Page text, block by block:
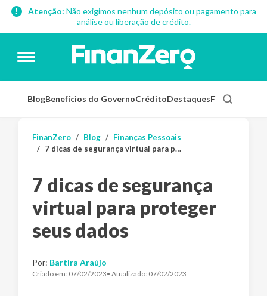
Atenção: Não exigimos nenhum depósito ou pagamento para
análise ou liberação de crédito.
BlogBenefícios do GovernoCréditoDestaquesFinanças
FinanZero Blog
Finanças Pessoais
7 dicas de segurança virtual para proteger seus dados
7 dicas de segurança
virtual para proteger
seus dados
Por: Bartira Araújo
Criado em: 07/02/2023• Atualizado: 07/02/2023